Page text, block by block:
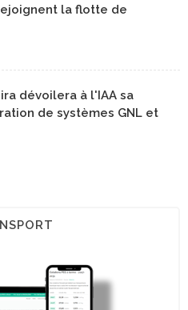
la flotte de
dévoilera à l'IAA sa
de systèmes GNL et